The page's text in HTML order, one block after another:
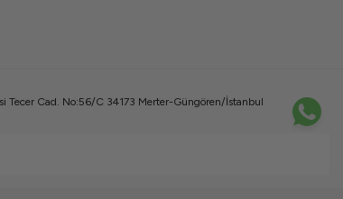
Tecer Cad. No:56/C 34173 Merter-Güngören/İstanbul